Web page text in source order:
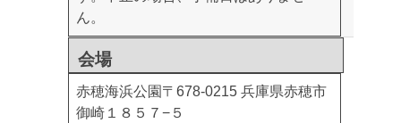
ん。
会場
赤穂海浜公園 〒678-0215 兵庫県赤穂市
御崎１８５７−５